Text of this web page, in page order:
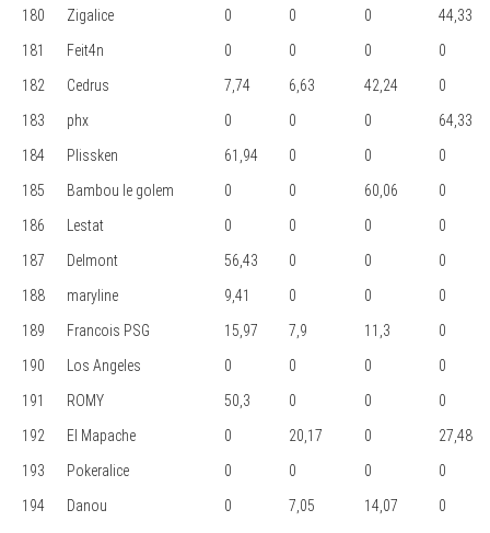
180
Zigalice 0 0 0
44,33
181
Feit4n 0 0 0
0
182
Cedrus 7,74 6,63 42,24
0
183
phx 0 0 0
64,33
184
Plissken 61,94 0 0
0
185
Bambou le golem 0 0 60,06
0
186
Lestat 0 0 0
0
187
Delmont 56,43 0 0
0
188
maryline 9,41 0 0
0
189
Francois PSG 15,97 7,9 11,3
0
190
Los Angeles 0 0 0
0
191
ROMY 50,3 0 0
0
192
El Mapache 0 20,17 0
27,48
193
Pokeralice 0 0 0
0
194
Danou 0 7,05 14,07
0